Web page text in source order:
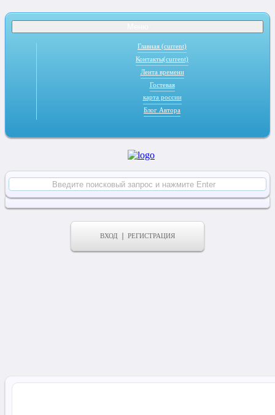
Главная (current)
Контакты(current)
Лента времени
Гостевая
карта россии
Блог Автора
ВХОД РЕГИСТРАЦИЯ